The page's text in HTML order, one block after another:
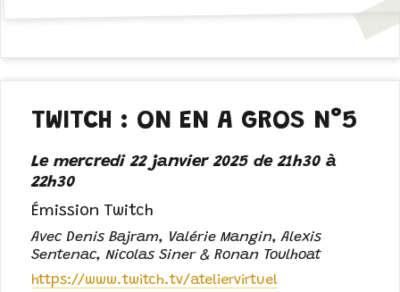
TWITCH : ON EN A GROS N°5
Le mercredi 22 janvier 2025 de 21h30 à
22h30
Émission Twitch
Avec Denis Bajram, Valérie Mangin, Alexis
Sentenac, Nicolas Siner & Ronan Toulhoat
https://www.twitch.tv/ateliervirtuel